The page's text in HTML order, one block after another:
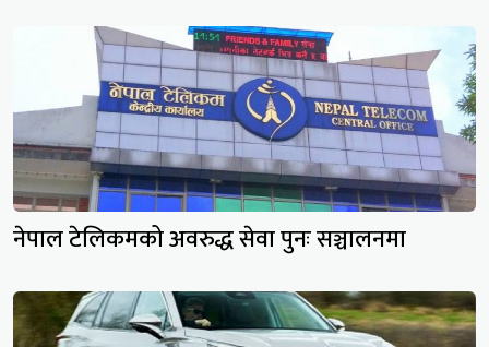
नेपाल टेलिकमको अवरुद्ध सेवा पुनः सञ्चालनमा